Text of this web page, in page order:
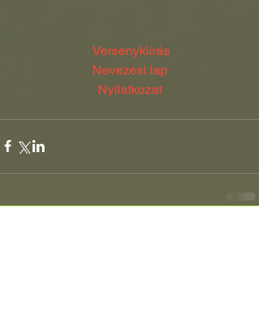
Versenykiírás
Nevezési lap
Nyilatkozat